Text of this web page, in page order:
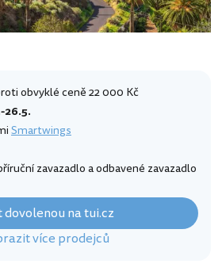
obvyklé ceně 22 000 Kč
26.5.
Smartwings
zavazadlo a odbavené zavazadlo
dovolenou na tui.cz
více prodejců